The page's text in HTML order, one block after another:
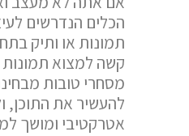
הכלים הנדרשים
תמונות או ותיק
קשה למצוא תמונות
מסחרי טובות
להעשיר את התוכן,
אטרקטיבי ומושך